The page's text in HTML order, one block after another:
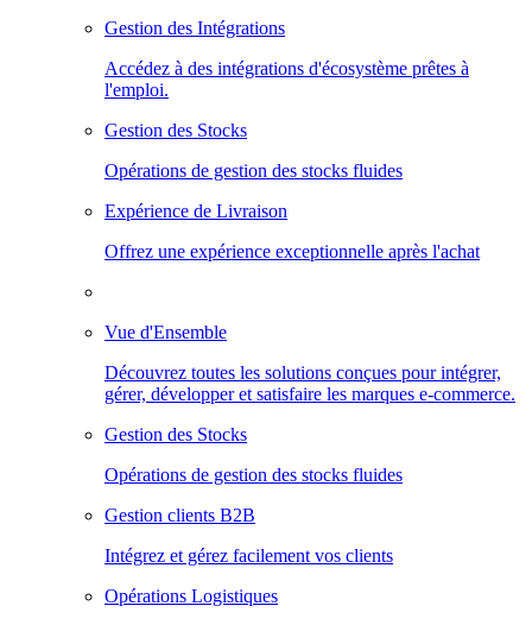
Gestion des Intégrations
Accédez à des intégrations d'écosystème prêtes à
l'emploi.
Gestion des Stocks
Opérations de gestion des stocks fluides
Expérience de Livraison
Offrez une expérience exceptionnelle après l'achat
Vue d'Ensemble
Découvrez toutes les solutions conçues pour intégrer,
gérer, développer et satisfaire les marques e-commerce.
Gestion des Stocks
Opérations de gestion des stocks fluides
Gestion clients B2B
Intégrez et gérez facilement vos clients
Opérations Logistiques